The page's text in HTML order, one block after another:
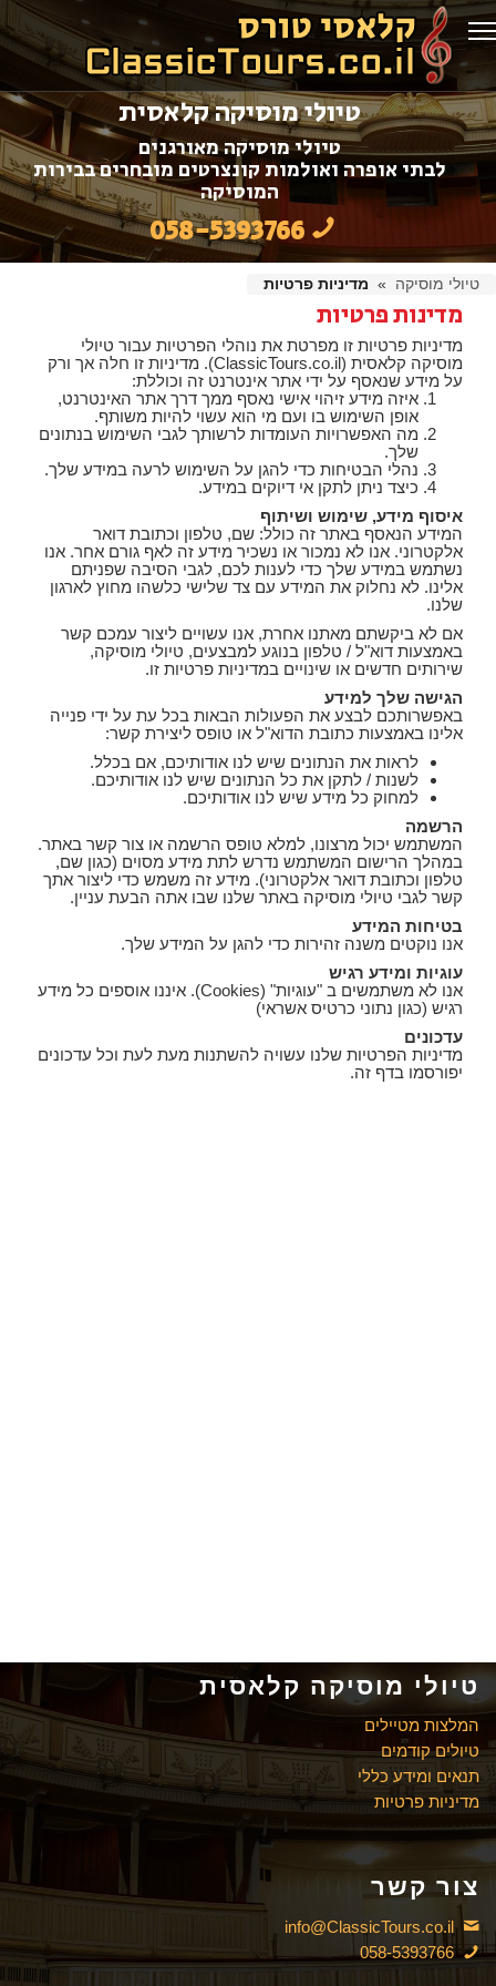
טיולי מוסיקה קלאסית
טיולי מוסיקה מאורגנים
לבתי אופרה ואולמות קונצרטים מובחרים בבירות
המוסיקה
058-5393766
טיולי מוסיקה » מדיניות פרטיות
מדינות פרטיות
מדיניות פרטיות זו מפרטת את נוהלי הפרטיות עבור טיולי
מוסיקה קלאסית (ClassicTours.co.il). מדיניות זו חלה אך ורק
על מידע שנאסף על ידי אתר אינטרנט זה וכוללת:
איזה מידע זיהוי אישי נאסף ממך דרך אתר האינטרנט,
אופן השימוש בו ועם מי הוא עשוי להיות משותף.
מה האפשרויות העומדות לרשותך לגבי השימוש בנתונים
שלך.
נהלי הבטיחות כדי להגן על השימוש לרעה במידע שלך.
כיצד ניתן לתקן אי דיוקים במידע.
איסוף מידע, שימוש ושיתוף
המידע הנאסף באתר זה כולל: שם, טלפון וכתובת דואר
אלקטרוני. אנו לא נמכור או נשכיר מידע זה לאף גורם אחר. אנו
נשתמש במידע שלך כדי לענות לכם, לגבי הסיבה שפניתם
אלינו. לא נחלוק את המידע עם צד שלישי כלשהו מחוץ לארגון
שלנו.
אם לא ביקשתם מאתנו אחרת, אנו עשויים ליצור עמכם קשר
באמצעות דוא"ל / טלפון בנוגע למבצעים, טיולי מוסיקה,
שירותים חדשים או שינויים במדיניות פרטיות זו.
הגישה שלך למידע
באפשרותכם לבצע את הפעולות הבאות בכל עת על ידי פנייה
אלינו באמצעות כתובת הדוא"ל או טופס ליצירת קשר:
לראות את הנתונים שיש לנו אודותיכם, אם בכלל.
לשנות / לתקן את כל הנתונים שיש לנו אודותיכם.
למחוק כל מידע שיש לנו אודותיכם.
הרשמה
המשתמש יכול מרצונו, למלא טופס הרשמה או צור קשר באתר.
במהלך הרישום המשתמש נדרש לתת מידע מסוים (כגון שם,
טלפון וכתובת דואר אלקטרוני). מידע זה משמש כדי ליצור אתך
קשר לגבי טיולי מוסיקה באתר שלנו שבו אתה הבעת עניין.
בטיחות המידע
אנו נוקטים משנה זהירות כדי להגן על המידע שלך.
עוגיות ומידע רגיש
אנו לא משתמשים ב "עוגיות" (Cookies). איננו אוספים כל מידע
רגיש (כגון נתוני כרטיס אשראי)
עדכונים
מדיניות הפרטיות שלנו עשויה להשתנות מעת לעת וכל עדכונים
יפורסמו בדף זה.
טיולי מוסיקה קלאסית
המלצות מטיילים
טיולים קודמים
תנאים ומידע כללי
מדיניות פרטיות
צור קשר
info@ClassicTours.co.il
058-5393766